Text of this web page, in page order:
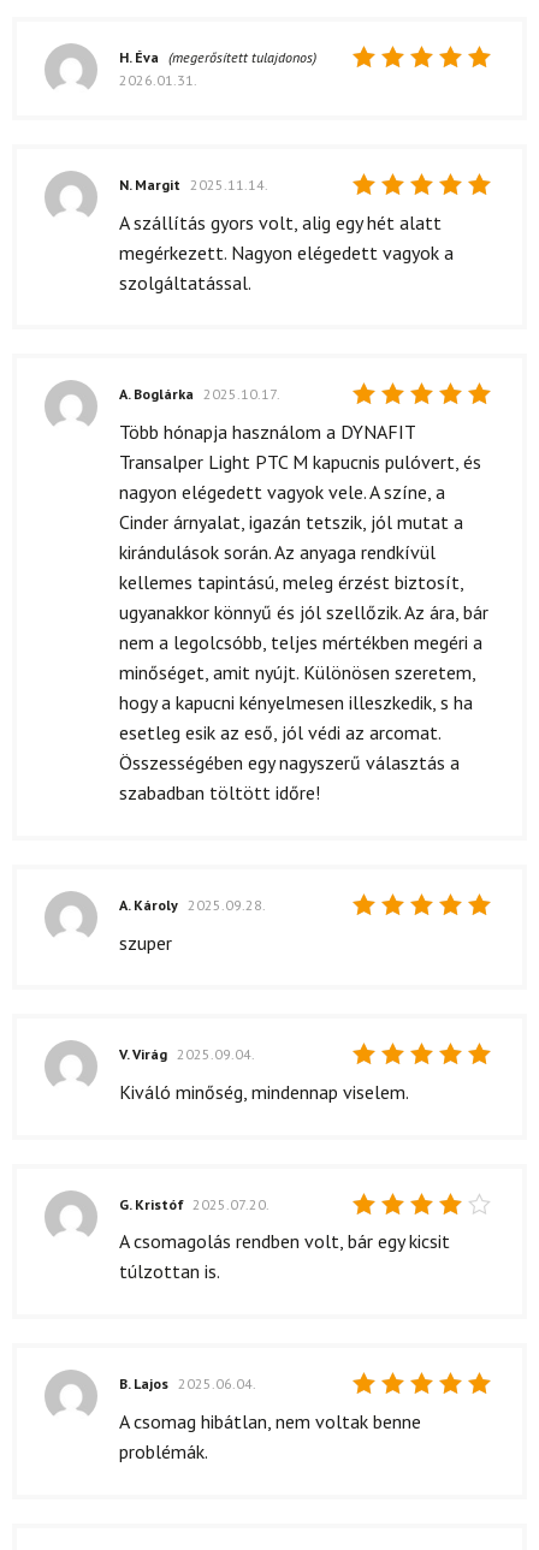
H. Éva (megerősített tulajdonos)
2026.01.31.
Értékelés:
5
N. Margit 2025.11.14.
A szállítás gyors volt, alig egy hét alatt
megérkezett. Nagyon elégedett vagyok a
szolgáltatással.
Értékelés:
A. Boglárka 2025.10.17.
Több hónapja használom a DYNAFIT
Transalper Light PTC M kapucnis pulóvert, és
nagyon elégedett vagyok vele. A színe, a
Cinder árnyalat, igazán tetszik, jól mutat a
kirándulások során. Az anyaga rendkívül
kellemes tapintású, meleg érzést biztosít,
ugyanakkor könnyű és jól szellőzik. Az ára, bár
nem a legolcsóbb, teljes mértékben megéri a
minőséget, amit nyújt. Különösen szeretem,
hogy a kapucni kényelmesen illeszkedik, s ha
esetleg esik az eső, jól védi az arcomat.
Összességében egy nagyszerű választás a
szabadban töltött időre!
A. Károly 2025.09.28.
szuper
Értékelés:
V. Virág 2025.09.04.
Kiváló minőség, mindennap viselem.
Értékelés:
/ 5
G. Kristóf 2025.07.20.
A csomagolás rendben volt, bár egy kicsit
túlzottan is.
Értékelés:
B. Lajos 2025.06.04.
A csomag hibátlan, nem voltak benne
problémák.